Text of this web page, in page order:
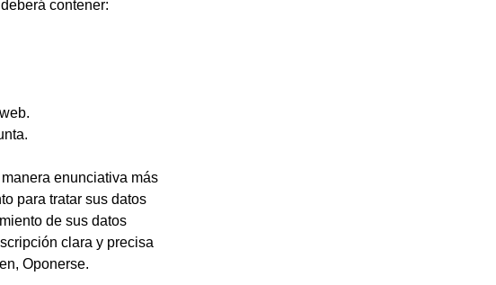
contener:
enunciativa más
para tratar sus datos
de sus datos
clara y precisa
Oponerse.